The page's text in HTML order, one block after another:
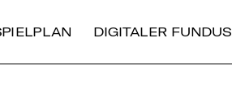
DIGITALER FUNDUS